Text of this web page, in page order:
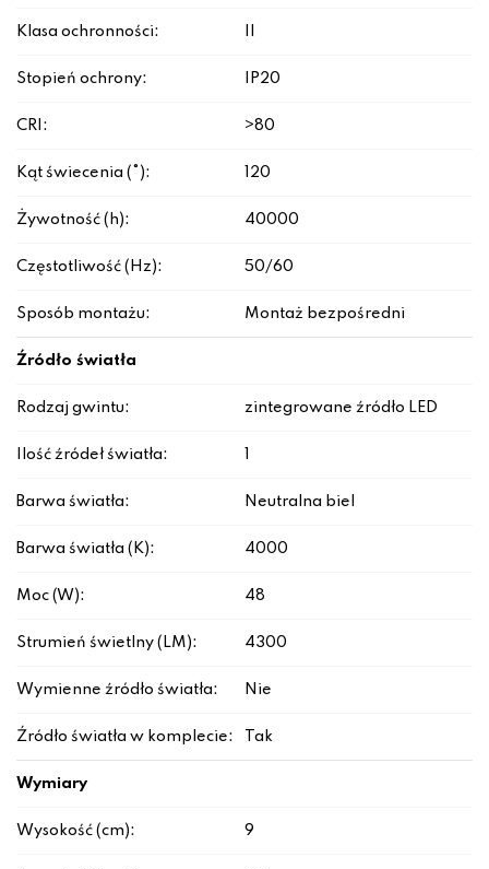
Klasa ochronności:
Stopień ochrony: IP20
CRI: >80
Kąt świecenia (°): 120
Żywotność (h): 40000
Częstotliwość (Hz): 50/60
Sposób montażu: Montaż bezpośredni
Źródło światła
Rodzaj gwintu: zintegrowane źródło LED
Ilość źródeł światła:
Barwa światła: Neutralna biel
Barwa światła (K): 4000
Moc (W): 48
Strumień świetlny (LM): 4300
Wymienne źródło światła: Nie
Źródło światła w komplecie: Tak
Wymiary
Wysokość (cm): 9